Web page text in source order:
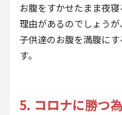
お腹をすかせたまま夜
理由があるのでしょうが
子供達のお腹を満腹に
す。
5. コロナに勝つ